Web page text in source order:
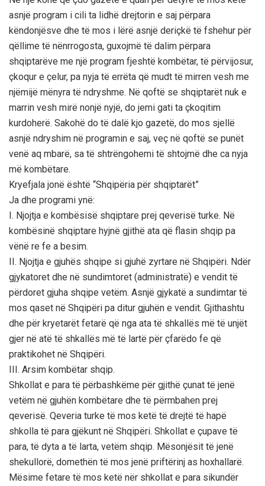
asnjë program i cili ta lidhë drejtorin e saj përpara
këndonjësve dhe të mos i lërë asnjë deriçkë të fshehur për
qëllime të nënrrogosta, guxojmë të dalim përpara
shqiptarëve me një program fjeshtë kombëtar, të përvijosur,
çkoqur e çelur, pa nyja të errëta që mudt të mirren vesh me
njëmijë mënyra të ndryshme. Në qoftë se shqiptarët nuk e
marrin vesh mirë nonjë nyjë, do jemi gati ta çkoqitim
kurdoherë. Sakohë do të dalë kjo gazetë, do mos sjellë
asnjë ndryshim në programin e saj, veç në qoftë se punët
venë aq mbarë, sa të shtrëngohemi të shtojmë dhe ca nyja
më kombëtare.
Kryefjala jonë është “Shqipëria për shqiptarët”
Ja dhe programi ynë:
I. Njojtja e kombësisë shqiptare prej qeverisë turke. Në
kombësinë shqiptare hyjnë gjithë ata që flasin shqip pa
vënë re fe a besim.
II. Njojtja e gjuhës shqipe si gjuhë zyrtare në Shqipëri. Ndër
gjykatoret dhe në sundimtoret (administratë) e vendit të
përdoret gjuha shqipe vetëm. Asnjë gjykatë a sundimtar të
mos qaset në Shqipëri pa ditur gjuhën e vendit. Gjithashtu
dhe për kryetarët fetarë që nga ata të shkallës më të unjët
gjer në atë të shkallës më të lartë për çfarëdo fe që
praktikohet në Shqipëri.
III. Arsim kombëtar shqip.
Shkollat e para të përbashkëme për gjithë çunat të jenë
vetëm në gjuhën kombëtare dhe të përmbahen prej
qeverisë. Qeveria turke të mos ketë të drejtë të hapë
shkolla të para gjëkunt në Shqipëri. Shkollat e çupave të
para, të dyta a të larta, vetëm shqip. Mësonjësit të jenë
shekullorë, domethën të mos jenë priftërinj as hoxhallarë.
Mësime fetare të mos ketë nër shkollat e para sikundër